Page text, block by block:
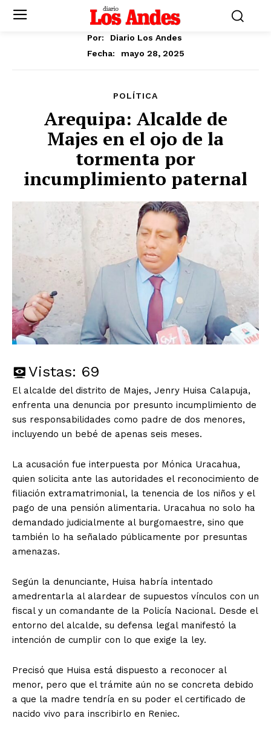
Por:
Diario Los Andes
Fecha:
mayo 28, 2025
POLÍTICA
Arequipa: Alcalde de
Majes en el ojo de la
tormenta por
incumplimiento paternal
Vistas: 69
El alcalde del distrito de Majes, Jenry Huisa Calapuja,
enfrenta una denuncia por presunto incumplimiento de
sus responsabilidades como padre de dos menores,
incluyendo un bebé de apenas seis meses.
La acusación fue interpuesta por Mónica Uracahua,
quien solicita ante las autoridades el reconocimiento de
filiación extramatrimonial, la tenencia de los niños y el
pago de una pensión alimentaria. Uracahua no solo ha
demandado judicialmente al burgomaestre, sino que
también lo ha señalado públicamente por presuntas
amenazas.
Según la denunciante, Huisa habría intentado
amedrentarla al alardear de supuestos vínculos con un
fiscal y un comandante de la Policía Nacional. Desde el
entorno del alcalde, su defensa legal manifestó la
intención de cumplir con lo que exige la ley.
Precisó que Huisa está dispuesto a reconocer al
menor, pero que el trámite aún no se concreta debido
a que la madre tendría en su poder el certificado de
nacido vivo para inscribirlo en Reniec.